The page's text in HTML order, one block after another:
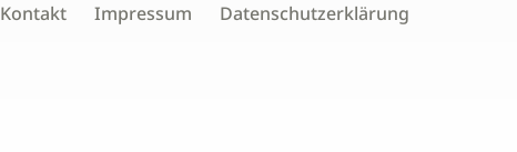
Kontakt Impressum Datenschutzerklärung